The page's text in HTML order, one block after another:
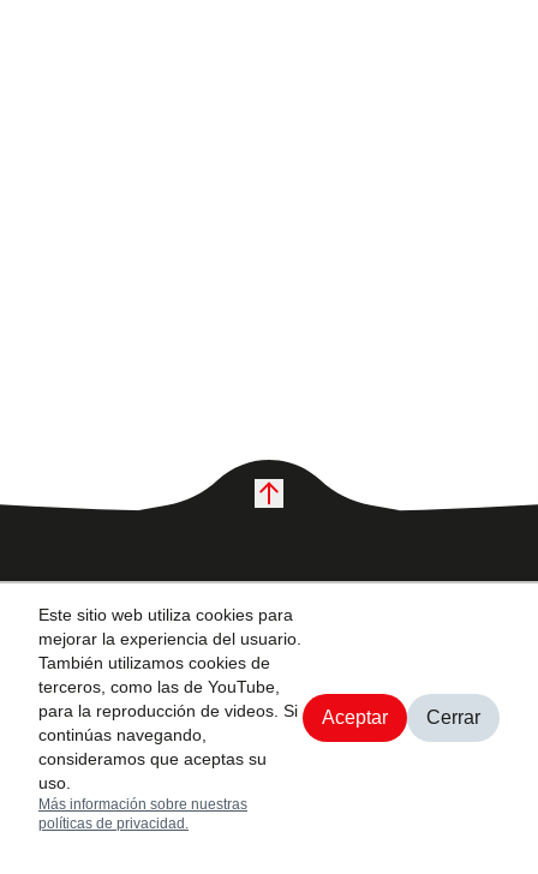
Agendar cita
Este sitio web utiliza cookies para
mejorar la experiencia del usuario.
También utilizamos cookies de
terceros, como las de YouTube,
para la reproducción de videos. Si
continúas navegando,
consideramos que aceptas su
uso.
Más información sobre nuestras
políticas de privacidad.
Aceptar Cerrar
Desde su fundación
en 1926, Toyota
Industries ha
proporcionado
productos
innovadores,
liderando cambios en
Políticas de
privacidad